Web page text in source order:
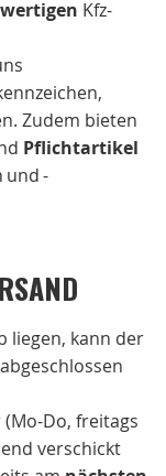
Kfz-
Zudem bieten
Pflichtartikel
und -
liegen, kann der
Do, freitags
verschickt